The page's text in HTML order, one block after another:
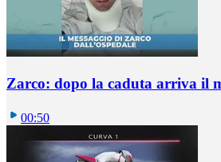
Zarco: dopo la caduta arriva il
00:50